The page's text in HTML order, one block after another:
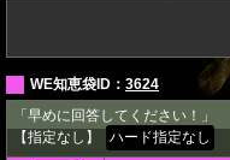
WE知恵袋ID： 3624
「早めに回答してください！」
【指定なし】
ハード指定なし